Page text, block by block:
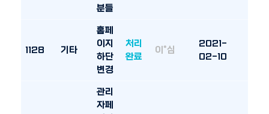
분들
1128 기타
홈페
이지
하단
변경
처리
완료
이*심
2021-
02-10
관리
자페